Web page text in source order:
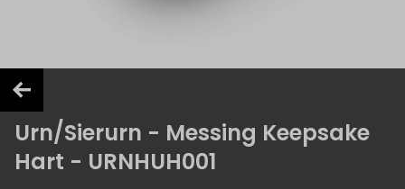
Urn/Sierurn - Messing Keepsake
Hart - URNHUH001